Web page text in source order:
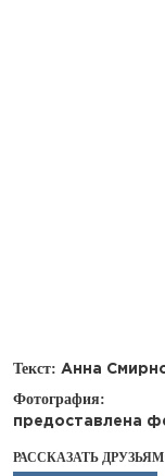
Текст: Анна
Фотография:
предоставлена
РАССКАЗАТЬ